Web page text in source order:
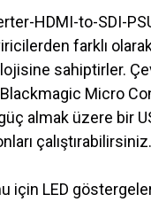
farklı
sahiptirler.
Blackmagic Micro
almak üzere bir
çalıştırabilirsiniz.
için LED